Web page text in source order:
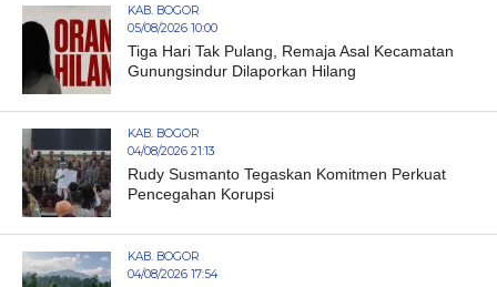
KAB. BOGOR
05/08/2026 10:00
Tiga Hari Tak Pulang, Remaja Asal Kecamatan
Gunungsindur Dilaporkan Hilang
KAB. BOGOR
04/08/2026 21:13
Rudy Susmanto Tegaskan Komitmen Perkuat
Pencegahan Korupsi
KAB. BOGOR
04/08/2026 17:54